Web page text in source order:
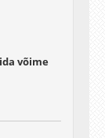
võime